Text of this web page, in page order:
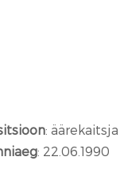
: äärekaitsja
: 22.06.1990